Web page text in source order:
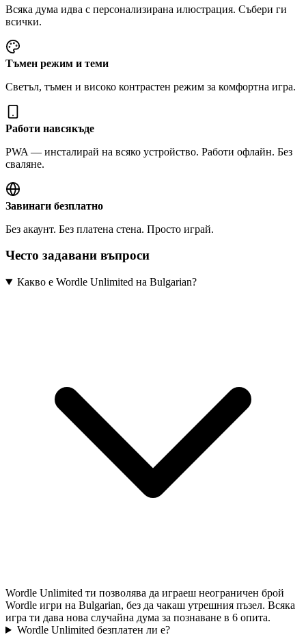
Всяка дума идва с персонализирана илюстрация. Събери ги
всички.
Тъмен режим и теми
Светъл, тъмен и високо контрастен режим за комфортна игра.
Работи навсякъде
PWA — инсталирай на всяко устройство. Работи офлайн. Без
сваляне.
Завинаги безплатно
Без акаунт. Без платена стена. Просто играй.
Често задавани въпроси
Какво е Wordle Unlimited на Bulgarian?
Wordle Unlimited ти позволява да играеш неограничен брой
Wordle игри на Bulgarian, без да чакаш утрешния пъзел. Всяка
игра ти дава нова случайна дума за познаване в 6 опита.
Wordle Unlimited безплатен ли е?